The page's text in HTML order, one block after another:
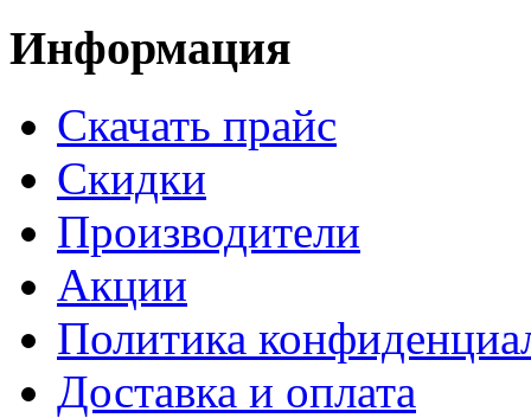
Информация
Cкачать прайс
Скидки
Производители
Акции
Политика
Доставка и оплата